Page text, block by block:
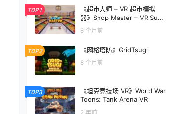
TOP1
《超市大师 – VR 超市模拟
器》Shop Master – VR Supe
r Market Simulator
8 个月前
TOP2 《网格塔防》GridTsugi
8 个月前
TOP3
《坦克竞技场 VR》World War
Toons: Tank Arena VR
2 年前